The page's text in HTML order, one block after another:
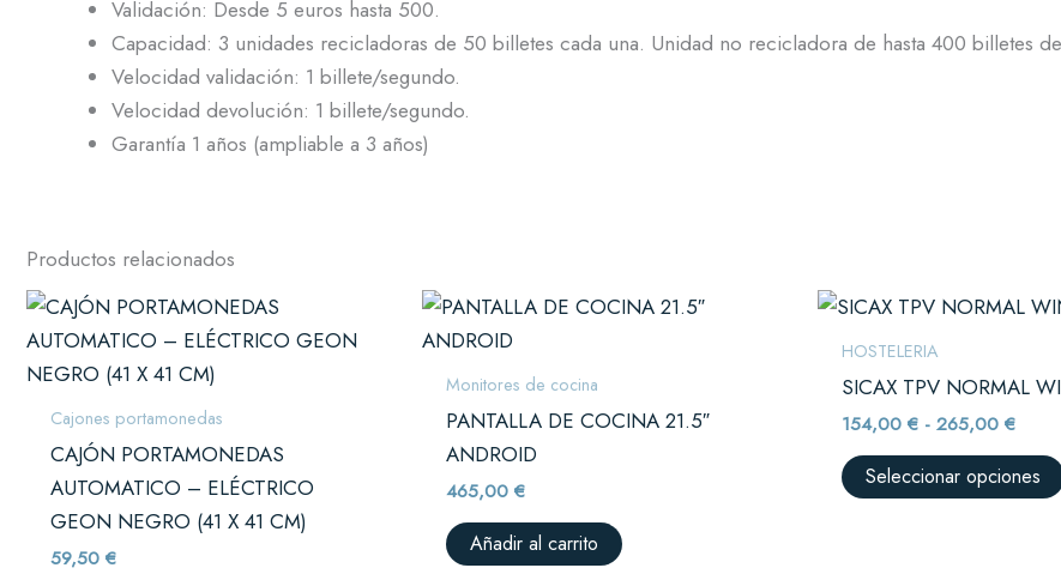
Validación: Desde 5 euros hasta 500.
Capacidad: 3 unidades recicladoras de 50 billetes cada una. Unidad no recicladora de hasta 400 billetes
Velocidad validación: 1 billete/segundo.
Velocidad devolución: 1 billete/segundo.
Garantía 1 años (ampliable a 3 años)
Productos relacionados
Cajones portamonedas
CAJÓN PORTAMONEDAS
AUTOMATICO – ELÉCTRICO
GEON NEGRO (41 X 41 CM)
59,50€
Monitores de cocina
PANTALLA DE COCINA 21.5″
ANDROID
465,00€
Añadir al carrito
HOSTELERIA
SICAX TPV NORMAL
154,00€ - 265,00€
de
hasta
Seleccionar opciones